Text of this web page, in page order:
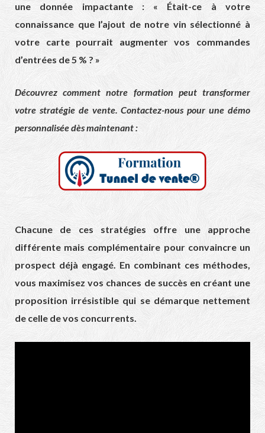
une donnée impactante : « Était-ce à votre
connaissance que l’ajout de notre vin sélectionné à
votre carte pourrait augmenter vos commandes
d’entrées de 5 % ? »
Découvrez comment notre formation peut transformer
votre stratégie de vente. Contactez-nous pour une démo
personnalisée dès maintenant :
Chacune de ces stratégies offre une approche
différente mais complémentaire pour convaincre un
prospect déjà engagé. En combinant ces méthodes,
vous maximisez vos chances de succès en créant une
proposition irrésistible qui se démarque nettement
de celle de vos concurrents.